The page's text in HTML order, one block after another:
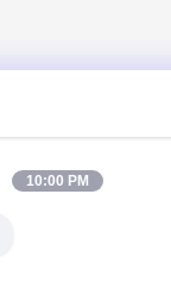
10:00 PM